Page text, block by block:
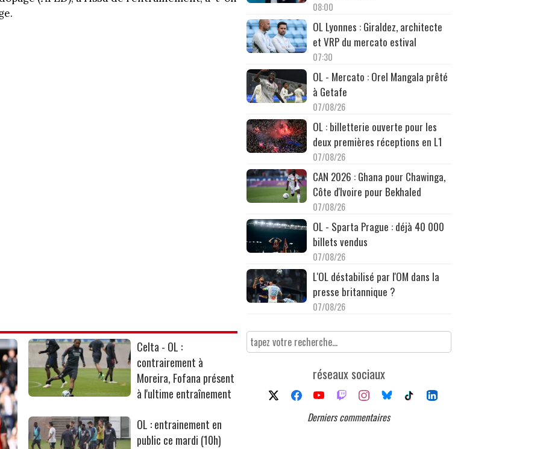
Celta - OL :
contrairement à
Moreira, Fofana présent
à l'ultime entraînement
OL : entrainement en
public ce mardi (10h)
08:00
OL Lyonnes : Giraldez, architecte
et VRP du mercato estival
07:30
OL - Mercato : Orel Mangala prêté
à Getafe
07/08/26
OL : billetterie ouverte pour les
deux premières réceptions en L1
07/08/26
CAN 2026 : Ghana pour Chawinga,
Côte d'Ivoire pour Bekhaled
07/08/26
OL - Sparta Prague : déjà 40 000
billets vendus
07/08/26
L'OL déstabilisé par l'OM dans la
presse britannique ?
07/08/26
réseaux sociaux
Derniers commentaires